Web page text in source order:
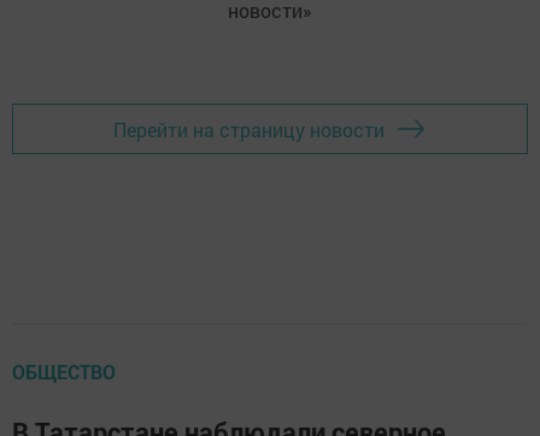
новости»
Перейти на страницу новости
ОБЩЕСТВО